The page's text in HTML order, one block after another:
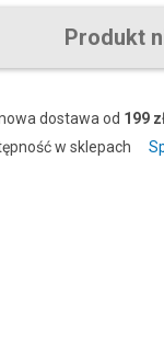
Produkt
dostawa od 199
w sklepach